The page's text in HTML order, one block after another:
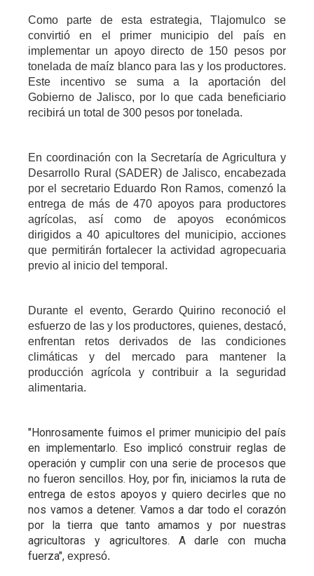
Como parte de esta estrategia, Tlajomulco se
convirtió en el primer municipio del país en
implementar un apoyo directo de 150 pesos por
tonelada de maíz blanco para las y los productores.
Este incentivo se suma a la aportación del
Gobierno de Jalisco, por lo que cada beneficiario
recibirá un total de 300 pesos por tonelada.
En coordinación con la Secretaría de Agricultura y
Desarrollo Rural (SADER) de Jalisco, encabezada
por el secretario Eduardo Ron Ramos, comenzó la
entrega de más de 470 apoyos para productores
agrícolas, así como de apoyos económicos
dirigidos a 40 apicultores del municipio, acciones
que permitirán fortalecer la actividad agropecuaria
previo al inicio del temporal.
Durante el evento, Gerardo Quirino reconoció el
esfuerzo de las y los productores, quienes, destacó,
enfrentan retos derivados de las condiciones
climáticas y del mercado para mantener la
producción agrícola y contribuir a la seguridad
alimentaria.
"Honrosamente fuimos el primer municipio del país
en implementarlo. Eso implicó construir reglas de
operación y cumplir con una serie de procesos que
no fueron sencillos. Hoy, por fin, iniciamos la ruta de
entrega de estos apoyos y quiero decirles que no
nos vamos a detener. Vamos a dar todo el corazón
por la tierra que tanto amamos y por nuestras
agricultoras y agricultores. A darle con mucha
fuerza", expresó.